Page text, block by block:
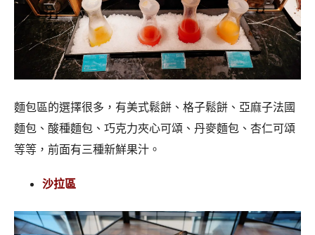
麵包區的選擇很多，有美式鬆餅、格子鬆餅、亞麻子法國
麵包、酸種麵包、巧克力夾心可頌、丹麥麵包、杏仁可頌
等等，前面有三種新鮮果汁。
沙拉區